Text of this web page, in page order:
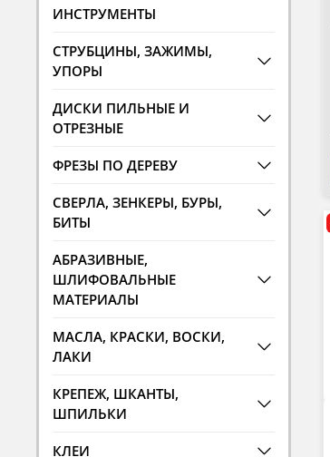
ИНСТРУМЕНТЫ
СТРУБЦИНЫ, ЗАЖИМЫ,
УПОРЫ
ДИСКИ ПИЛЬНЫЕ И
ОТРЕЗНЫЕ
ФРЕЗЫ ПО ДЕРЕВУ
СВЕРЛА, ЗЕНКЕРЫ, БУРЫ,
БИТЫ
АБРАЗИВНЫЕ,
ШЛИФОВАЛЬНЫЕ
МАТЕРИАЛЫ
МАСЛА, КРАСКИ, ВОСКИ,
ЛАКИ
КРЕПЕЖ, ШКАНТЫ,
ШПИЛЬКИ
КЛЕИ